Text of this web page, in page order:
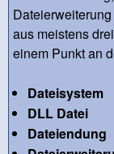
aus meistens
einem Punkt an
Dateisystem
DLL Datei
Dateiendung